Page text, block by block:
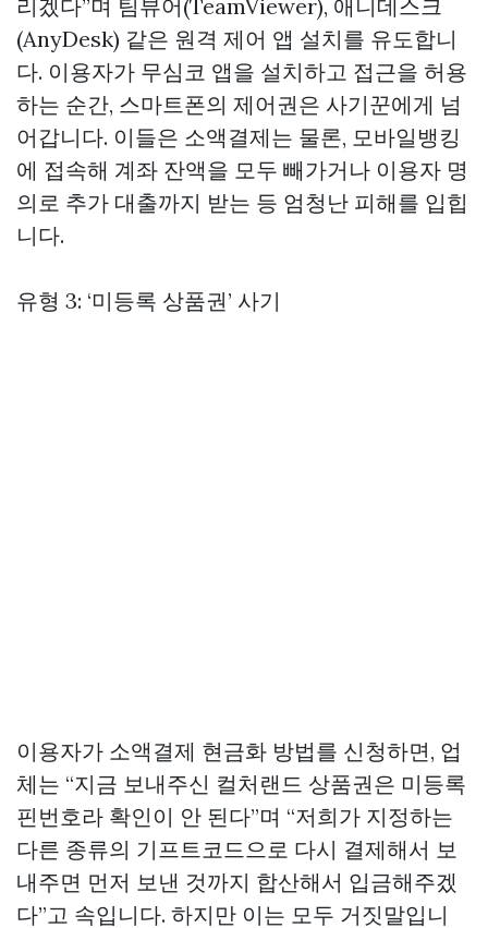
리겠다”며 팀뷰어(TeamViewer), 애니데스크
(AnyDesk) 같은 원격 제어 앱 설치를 유도합니
다. 이용자가 무심코 앱을 설치하고 접근을 허용
하는 순간, 스마트폰의 제어권은 사기꾼에게 넘
어갑니다. 이들은 소액결제는 물론, 모바일뱅킹
에 접속해 계좌 잔액을 모두 빼가거나 이용자 명
의로 추가 대출까지 받는 등 엄청난 피해를 입힙
니다.
유형 3: ‘미등록 상품권’ 사기
이용자가 소액결제 현금화 방법를 신청하면, 업
체는 “지금 보내주신 컬처랜드 상품권은 미등록
핀번호라 확인이 안 된다”며 “저희가 지정하는
다른 종류의 기프트코드으로 다시 결제해서 보
내주면 먼저 보낸 것까지 합산해서 입금해주겠
다”고 속입니다. 하지만 이는 모두 거짓말입니